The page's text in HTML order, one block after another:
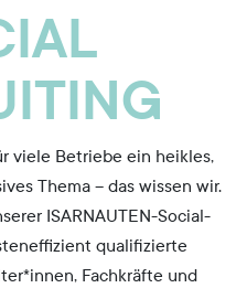
viele Betriebe ein heikles,
Thema – das wissen wir.
ISARNAUTEN-Social-
qualifizierte
Fachkräfte und